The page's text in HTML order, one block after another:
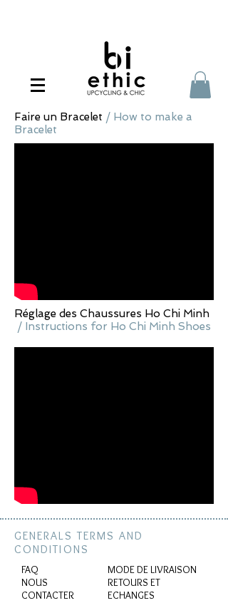
Faire un Bracelet / How to make a
Bracelet
Réglage des Chaussures Ho Chi Minh
/ Instructions for Ho Chi Minh Shoes
GENERALS TERMS AND
CONDITIONS
FAQ
NOUS
CONTACTER
MODE DE LIVRAISON
RETOURS ET
ECHANGES